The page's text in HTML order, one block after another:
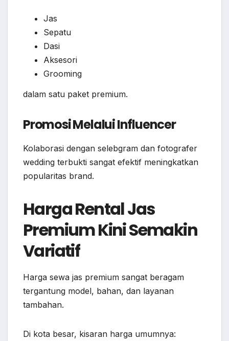
Jas
Sepatu
Dasi
Aksesori
Grooming
dalam satu paket premium.
Promosi Melalui Influencer
Kolaborasi dengan selebgram dan fotografer
wedding terbukti sangat efektif meningkatkan
popularitas brand.
Harga Rental Jas
Premium Kini Semakin
Variatif
Harga sewa jas premium sangat beragam
tergantung model, bahan, dan layanan
tambahan.
Di kota besar, kisaran harga umumnya: